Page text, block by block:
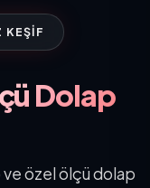
KEŞIF
Dolap
özel ölçü dolap